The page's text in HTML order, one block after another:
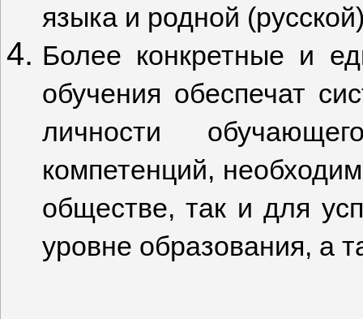
языка и родной
Более конкретные и
обучения обеспечат
личности
компетенций,
обществе, так и для
уровне образования, а